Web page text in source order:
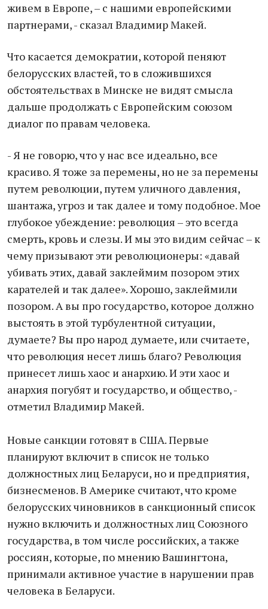
живем в Европе, – с нашими европейскими
партнерами, - сказал Владимир Макей.
Что касается демократии, которой пеняют
белорусских властей, то в сложившихся
обстоятельствах в Минске не видят смысла
дальше продолжать с Европейским союзом
диалог по правам человека.
- Я не говорю, что у нас все идеально, все
красиво. Я тоже за перемены, но не за перемены
путем революции, путем уличного давления,
шантажа, угроз и так далее и тому подобное. Мое
глубокое убеждение: революция – это всегда
смерть, кровь и слезы. И мы это видим сейчас – к
чему призывают эти революционеры: «давай
убивать этих, давай заклеймим позором этих
карателей и так далее». Хорошо, заклеймили
позором. А вы про государство, которое должно
выстоять в этой турбулентной ситуации,
думаете? Вы про народ думаете, или считаете,
что революция несет лишь благо? Революция
принесет лишь хаос и анархию. И эти хаос и
анархия погубят и государство, и общество, -
отметил Владимир Макей.
Новые санкции готовят в США. Первые
планируют включит в список не только
должностных лиц Беларуси, но и предприятия,
бизнесменов. В Америке считают, что кроме
белорусских чиновников в санкционный список
нужно включить и должностных лиц Союзного
государства, в том числе российских, а также
россиян, которые, по мнению Вашингтона,
принимали активное участие в нарушении прав
человека в Беларуси.